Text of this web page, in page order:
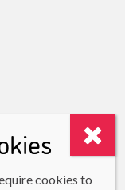
cookies to